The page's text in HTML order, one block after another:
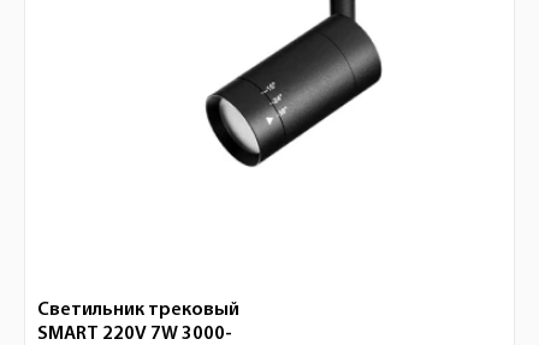
Светильник трековый
SMART 220V 7W 3000-